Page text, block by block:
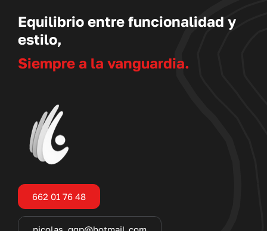
Equilibrio entre funcionalidad y
estilo,
Siempre a la vanguardia.
662 01 76 48